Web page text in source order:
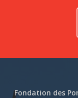
Fondation des